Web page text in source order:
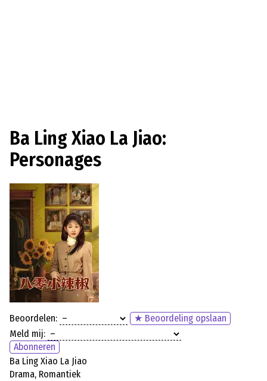
Ba Ling Xiao La Jiao:
Personages
Beoordelen:
★ Beoordeling opslaan
Meld mij:
Abonneren
Ba Ling Xiao La Jiao
Drama, Romantiek